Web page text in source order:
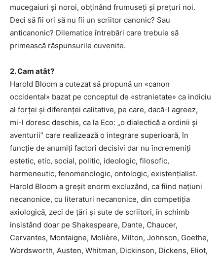
mucegaiuri și noroi, obținând frumuseți și prețuri noi.
Deci să fii ori să nu fii un scriitor canonic? Sau
anticanonic? Dilematice întrebări care trebuie să
primească răspunsurile cuvenite.
2. Cam atât?
Harold Bloom a cutezat să propună un «canon
occidental» bazat pe conceptul de «stranietate» ca indiciu
al forței și diferenței calitative, pe care, dacă-l agreez,
mi-l doresc deschis, ca la Eco: „o dialectică a ordinii și
aventurii” care realizează o integrare superioară, în
funcție de anumiți factori decisivi dar nu încremeniți
estetic, etic, social, politic, ideologic, filosofic,
hermeneutic, fenomenologic, ontologic, existențialist.
Harold Bloom a greșit enorm excluzând, ca fiind națiuni
necanonice, cu literaturi necanonice, din competiția
axiologică, zeci de țări și sute de scriitori, în schimb
insistând doar pe Shakespeare, Dante, Chaucer,
Cervantes, Montaigne, Molière, Milton, Johnson, Goethe,
Wordsworth, Austen, Whitman, Dickinson, Dickens, Eliot,